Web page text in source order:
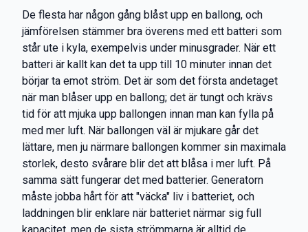
De flesta har någon gång blåst upp en ballong, och
jämförelsen stämmer bra överens med ett batteri som
står ute i kyla, exempelvis under minusgrader. När ett
batteri är kallt kan det ta upp till 10 minuter innan det
börjar ta emot ström. Det är som det första andetaget
när man blåser upp en ballong; det är tungt och krävs
tid för att mjuka upp ballongen innan man kan fylla på
med mer luft. När ballongen väl är mjukare går det
lättare, men ju närmare ballongen kommer sin maximala
storlek, desto svårare blir det att blåsa i mer luft. På
samma sätt fungerar det med batterier. Generatorn
måste jobba hårt för att "väcka" liv i batteriet, och
laddningen blir enklare när batteriet närmar sig full